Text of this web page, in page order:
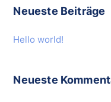
Neueste Beiträge
Hello world!
Neueste